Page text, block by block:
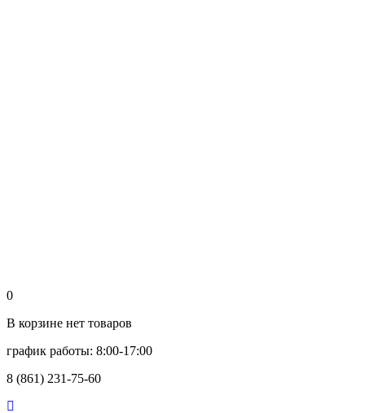
0
В корзине нет товаров
график работы: 8:00-17:00
8 (861) 231-75-60